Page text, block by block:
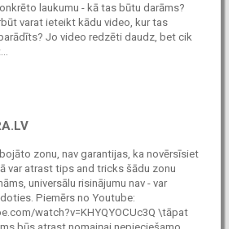
laukumu - kā tas būtu darāms?
varat ieteikt kādu video, kur tas
Jo video redzēti daudz, bet cik
zonu, nav garantijas, ka novērsīsiet
var atrast tips and tricks šādu zonu
universālu risinājumu nav - var
Piemērs no Youtube:
watch?v=KHYQYOCUc3Q \tāpat
būs atrast nomaiņai nepieciešamo